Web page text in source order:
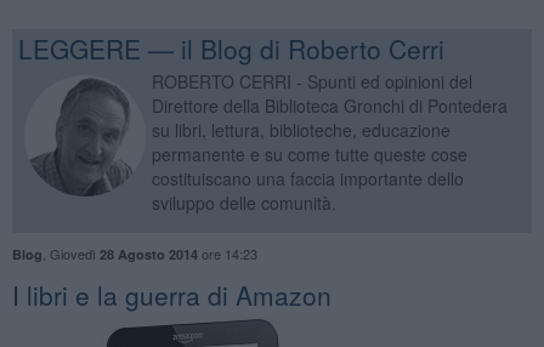
LEGGERE — il Blog di Roberto Cerri
ROBERTO CERRI - Spunti ed opinioni del
Direttore della Biblioteca Gronchi di Pontedera
su libri, lettura, biblioteche, educazione
permanente e su come tutte queste cose
costituiscano una faccia importante dello
sviluppo delle comunità.
Blog Giovedì 28 Agosto 2014ore 14:23
I libri e la guerra di Amazon